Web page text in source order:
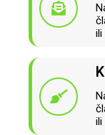
ili
ili